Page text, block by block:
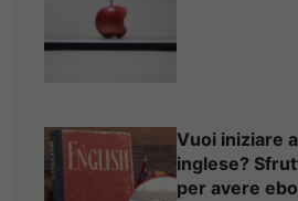
Vuoi iniziare
inglese?
per avere